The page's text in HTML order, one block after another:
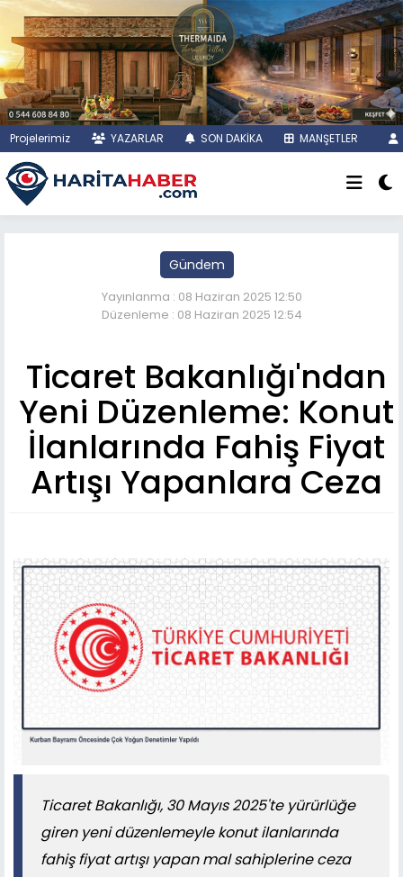
Projelerimiz YAZARLAR SON DAKİKA MANŞETLER
Gündem
Yayınlanma : 08 Haziran 2025 12:50
Düzenleme : 08 Haziran 2025 12:54
Ticaret Bakanlığı'ndan
Yeni Düzenleme: Konut
İlanlarında Fahiş Fiyat
Artışı Yapanlara Ceza
Ticaret Bakanlığı, 30 Mayıs 2025'te yürürlüğe
giren yeni düzenlemeyle konut ilanlarında
fahiş fiyat artışı yapan mal sahiplerine ceza